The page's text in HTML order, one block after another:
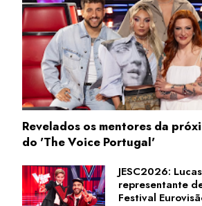
Revelados os mentores da
do 'The Voice Portugal'
JESC2026:
representante
Festival